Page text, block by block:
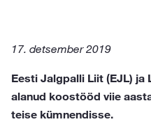
17. detsember 2019
Eesti Jalgpalli Liit (EJL) ja
alanud koostööd viie
teise kümnendisse.